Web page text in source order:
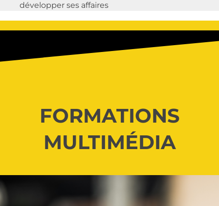
développer ses affaires
FORMATIONS
MULTIMÉDIA